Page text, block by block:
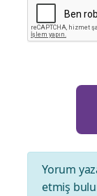
Yorum
etmiş